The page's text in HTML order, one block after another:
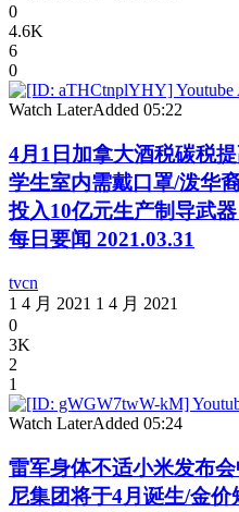
0
4.6K
6
0
Watch LaterAdded 05:22
4月1日加拿大酒税碳税
学生室内需戴口罩/泼华
投入10亿元生产制导武
每日要闻 2021.03.31
tvcn
1 4 月 2021 1 4 月 2021
0
3K
2
1
Watch LaterAdded 05:24
雷军身体不适小米发布
尼集团将于4月诞生/金